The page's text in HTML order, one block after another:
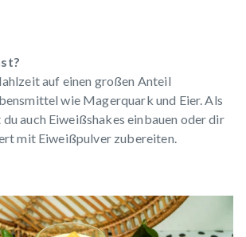
auf einen großen Anteil
wie Magerquark und Eier. Als
auch Eiweißshakes einbauen oder dir
mit Eiweißpulver zubereiten.